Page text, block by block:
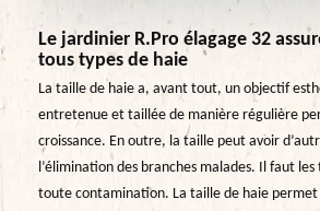
Le jardinier R.Pro élagage 32
tous types de haie
La taille de haie a, avant tout, un objectif
entretenue et taillée de manière régulière
croissance. En outre, la taille peut avoir
l’élimination des branches malades. Il faut
toute contamination. La taille de haie